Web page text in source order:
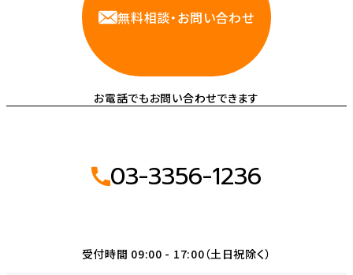
無料相談・お問い合わせ
お電話でもお問い合わせできます
03-3356-1236
受付時間 09:00 - 17:00（土日祝除く）